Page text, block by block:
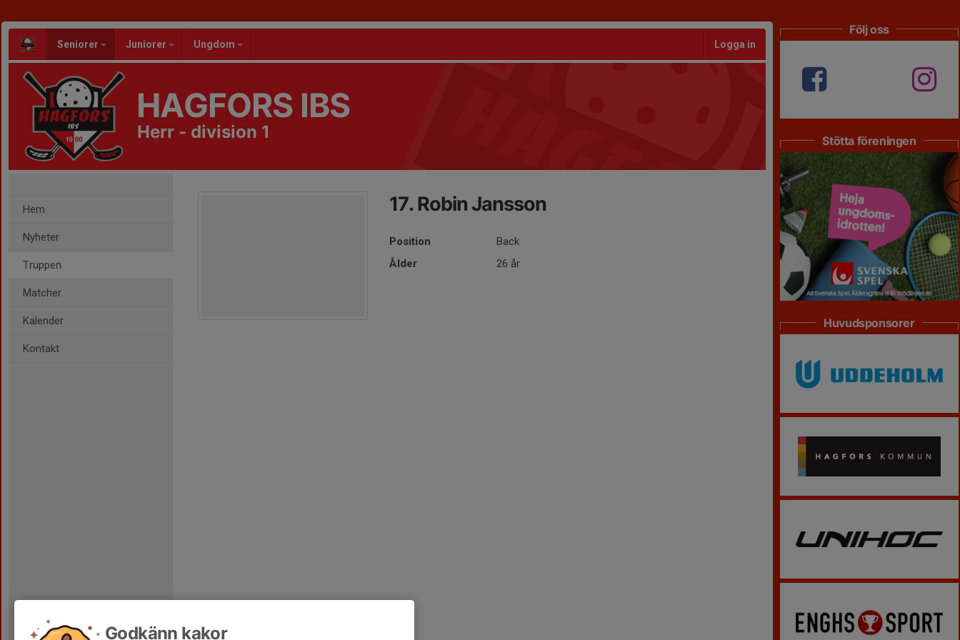
Seniorer Juniorer Ungdom Logga in
HAGFORS IBS
Herr - division 1
Hem
Nyheter
Truppen
Matcher
Kalender
Kontakt
17. Robin Jansson
Position
Back
Ålder
26 år
Följ oss
Stötta föreningen
Huvudsponsorer
Godkänn kakor